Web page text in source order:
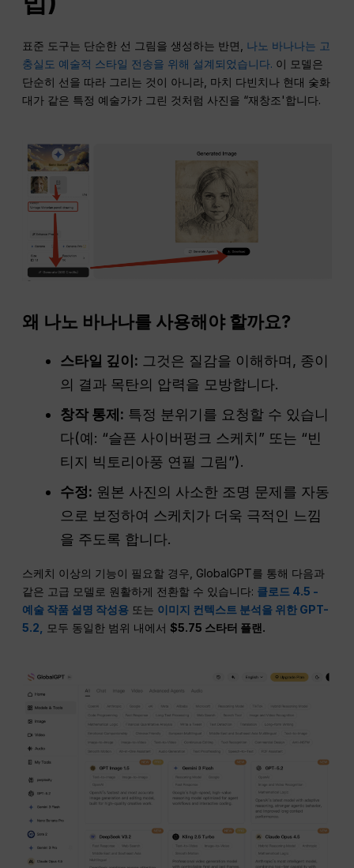
표준 도구는 단순한 선 그림을 생성하는 반면,
나노 바나나는 고
충실도 예술적 스타일 전송을 위해 설계되었습니다. 이 모델은
단순히 선을 따라 그리는 것이 아니라, 마치 다빈치나 현대 숯화
대가 같은 특정 예술가가 그린 것처럼 사진을 “재창조'합니다.
왜 나노 바나나를 사용해야 할까요?
스타일 깊이: 그것은 질감을 이해하며, 종이
의 결과 목탄의 압력을 모방합니다.
창작 통제: 특정 분위기를 요청할 수 있습니
다(예: “슬픈 사이버펑크 스케치” 또는 “빈
티지 빅토리아풍 연필 그림”).
수정: 원본 사진의 사소한 조명 문제를 자동
으로 보정하여 스케치가 더욱 극적인 느낌
을 주도록 합니다.
스케치 이상의 기능이 필요할 경우, GlobalGPT를 통해 다음과
같은 고급 모델로 원활하게 전환할 수 있습니다: 클로드 4.5 -
예술 작품 설명 작성용 또는 이미지 컨텍스트 분석을 위한 GPT-
5.2,
모두 동일한 범위 내에서$5.75 스타터 플랜.